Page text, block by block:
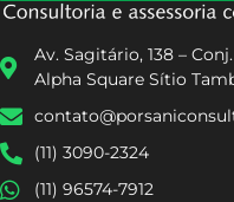
Av. Sagitário, 138 –
Alpha Square Sítio
(11) 3090-2324
(11) 96574-7912